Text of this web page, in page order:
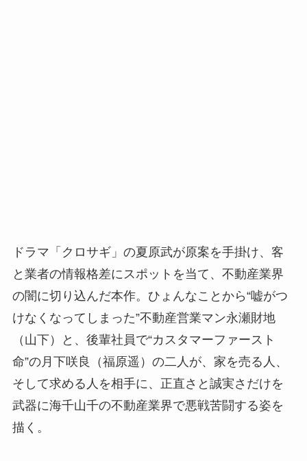
ドラマ「クロサギ」の夏原武が原案を手掛け、客
と業者の情報格差にスポットを当て、不動産業界
の闇に切り込んだ本作。ひょんなことから“嘘がつ
けなくなってしまった”不動産営業マン永瀬財地
（山下）と、後輩社員で“カスタマーファースト
命”の月下咲良（福原遥）の二人が、家を売る人、
そして求める人を相手に、正直さと誠実さだけを
武器に海千山千の不動産業界で悪戦苦闘する姿を
描く。